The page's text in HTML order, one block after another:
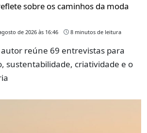
sobre os caminhos da moda
de 2026 às 16:46 8 minutos de leitura
autor reúne 69 entrevistas para
sustentabilidade, criatividade e o